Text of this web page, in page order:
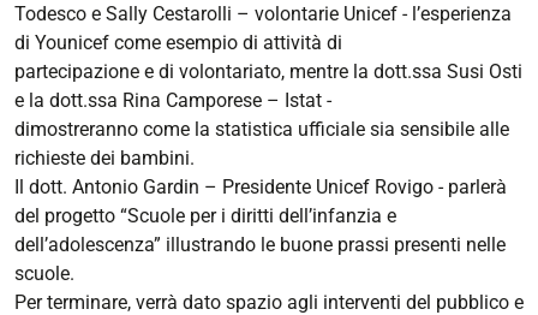
Todesco e Sally Cestarolli – volontarie Unicef - l’esperienza
di Younicef come esempio di attività di
partecipazione e di volontariato, mentre la dott.ssa Susi Osti
e la dott.ssa Rina Camporese – Istat -
dimostreranno come la statistica ufficiale sia sensibile alle
richieste dei bambini.
Il dott. Antonio Gardin – Presidente Unicef Rovigo - parlerà
del progetto “Scuole per i diritti dell’infanzia e
dell’adolescenza” illustrando le buone prassi presenti nelle
scuole.
Per terminare, verrà dato spazio agli interventi del pubblico e